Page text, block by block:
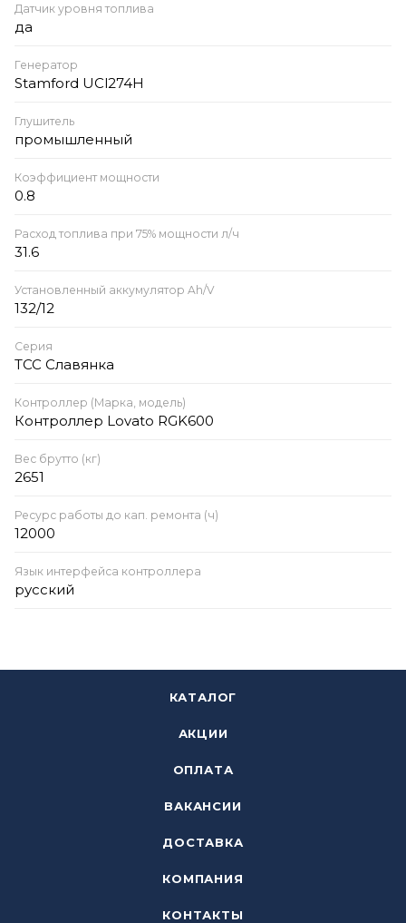
Датчик уровня топлива
да
Генератор
Stamford UCl274H
Глушитель
промышленный
Коэффициент мощности
0.8
Расход топлива при 75% мощности л/ч
31.6
Установленный аккумулятор Ah/V
132/12
Серия
ТСС Славянка
Контроллер (Марка, модель)
Контроллер Lovato RGK600
Вес брутто (кг)
2651
Ресурс работы до кап. ремонта (ч)
12000
Язык интерфейса контроллера
русский
КАТАЛОГ
АКЦИИ
ОПЛАТА
ВАКАНСИИ
ДОСТАВКА
КОМПАНИЯ
КОНТАКТЫ